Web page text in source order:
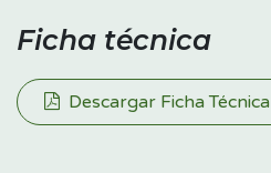
Ficha técnica
Descargar Ficha Técnica